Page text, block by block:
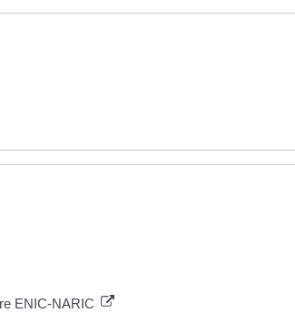
ENIC-NARIC